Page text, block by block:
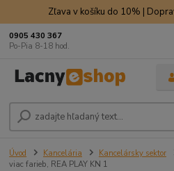
Zľava v košíku do 10% |
0905 430 367
Po-Pia 8-18 hod.
Úvod Kancelária Kancelársky sektor
viac farieb, REA PLAY KN 1